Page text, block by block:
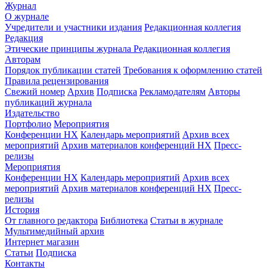
Журнал
О журнале
Учредители и участники издания Редакционная коллегия
Редакция
Этические принципы журнала Редакционная коллегия
Авторам
Порядок публикации статей Требования к оформлению статей
Правила рецензирования
Свежий номер Архив Подписка Рекламодателям Авторы
публикаций журнала
Издательство
Портфолио Мероприятия
Конференции НХ Календарь мероприятий Архив всех
мероприятий Архив материалов конференций НХ Пресс-
релизы
Мероприятия
Конференции НХ Календарь мероприятий Архив всех
мероприятий Архив материалов конференций НХ Пресс-
релизы
История
От главного редактора Библиотека Статьи в журнале
Мультимедийный архив
Интернет магазин
Статьи Подписка
Контакты